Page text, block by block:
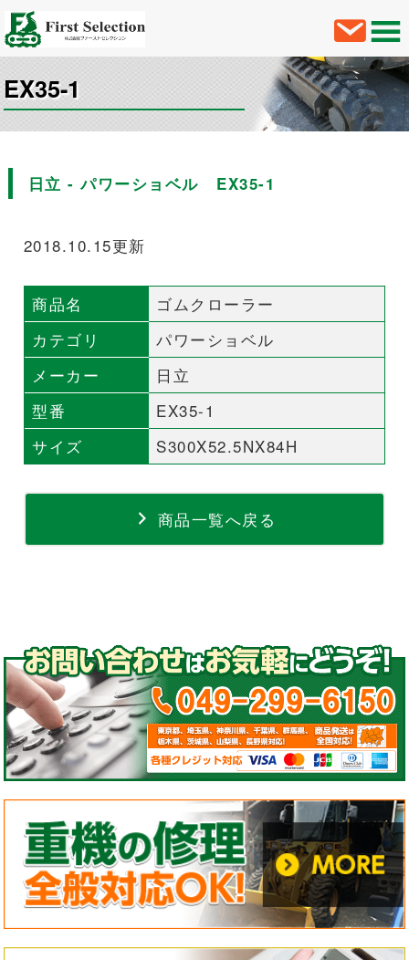
EX35-1
日立 - パワーショベル EX35-1
2018.10.15更新
商品名
ゴムクローラー
カテゴリ
パワーショベル
メーカー
日立
型番
EX35-1
サイズ
S300X52.5NX84H
商品一覧へ戻る